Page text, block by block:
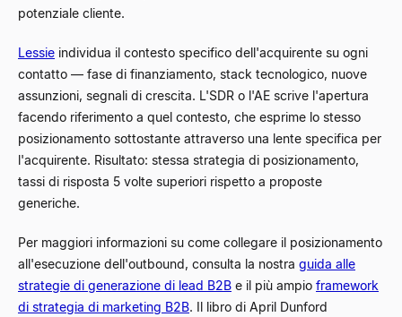
potenziale cliente.
Lessie individua il contesto specifico dell'acquirente su ogni
contatto — fase di finanziamento, stack tecnologico, nuove
assunzioni, segnali di crescita. L'SDR o l'AE scrive l'apertura
facendo riferimento a quel contesto, che esprime lo stesso
posizionamento sottostante attraverso una lente specifica per
l'acquirente. Risultato: stessa strategia di posizionamento,
tassi di risposta 5 volte superiori rispetto a proposte
generiche.
Per maggiori informazioni su come collegare il posizionamento
all'esecuzione dell'outbound, consulta la nostra guida alle
strategie di generazione di lead B2B e il più ampio framework
di strategia di marketing B2B. Il libro di April Dunford